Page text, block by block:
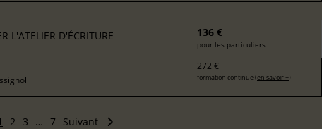
L'ATELIER D'ÉCRITURE 136 €
pour les particuliers
272 €
formation continue (en savoir +)
2 3 … 7 Suivant